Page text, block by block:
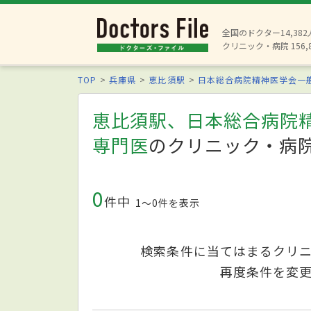
全国のドクター14,382
クリニック・病院
TOP 兵庫県 恵比須駅 日本総合病院精神医学会
恵比須駅、日本総合病院
専門医のクリニック・病
0件中 1〜0件を表示
検索条件に当てはまるクリ
再度条件を変